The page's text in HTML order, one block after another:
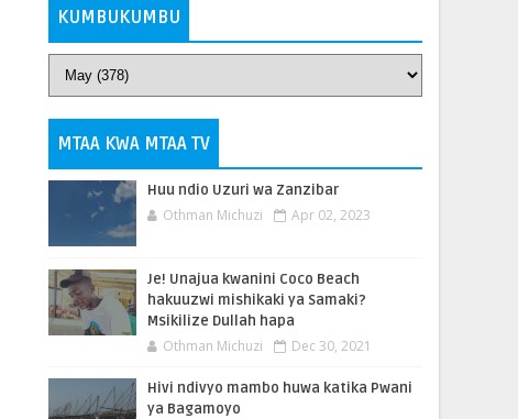
KUMBUKUMBU
MTAA KWA MTAA TV
Huu ndio Uzuri wa Zanzibar
Othman Michuzi Apr 02, 2023
Je! Unajua kwanini Coco Beach
hakuuzwi mishikaki ya Samaki?
Msikilize Dullah hapa
Othman Michuzi Dec 30, 2021
Hivi ndivyo mambo huwa katika Pwani
ya Bagamoyo